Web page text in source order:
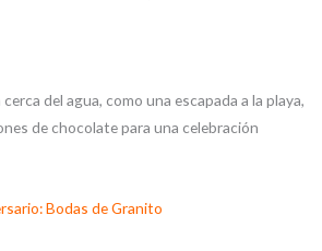
del agua, como una escapada a la playa,
de chocolate para una celebración
Bodas de Granito